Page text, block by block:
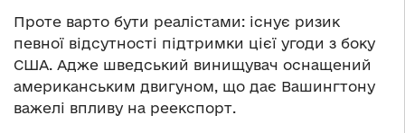
Проте варто бути реалістами: існує ризик
певної відсутності підтримки цієї угоди з боку
США. Адже шведський винищувач оснащений
американським двигуном, що дає Вашингтону
важелі впливу на реекспорт.